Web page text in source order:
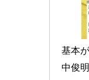
基本
中俊